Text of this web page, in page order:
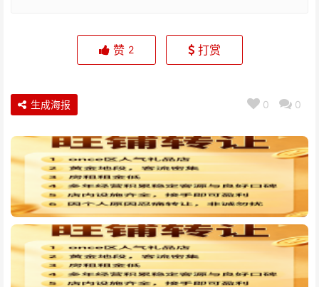
赞 2 打赏
0 0
生成海报